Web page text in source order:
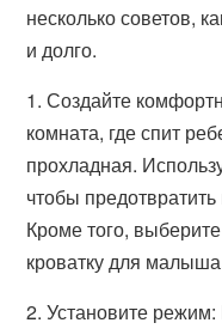
несколько советов,
и долго.
1. Создайте
комната, где спит
прохладная.
чтобы
Кроме того,
кроватку для
2. Установите